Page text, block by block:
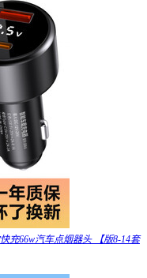
充66w汽车点烟器头 【版8-14套